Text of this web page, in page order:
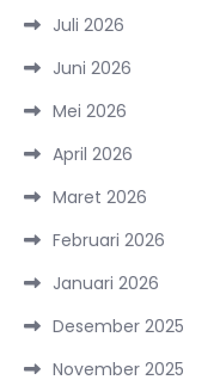
Juli 2026
Juni 2026
Mei 2026
April 2026
Maret 2026
Februari 2026
Januari 2026
Desember 2025
November 2025